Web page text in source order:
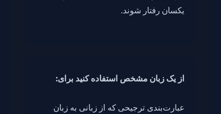
یکسان رفتار شوند.
از یک زبان مشخص استفاده کنید برای:
عبارت‌بندی ترجیحی که از زبانی به زبان